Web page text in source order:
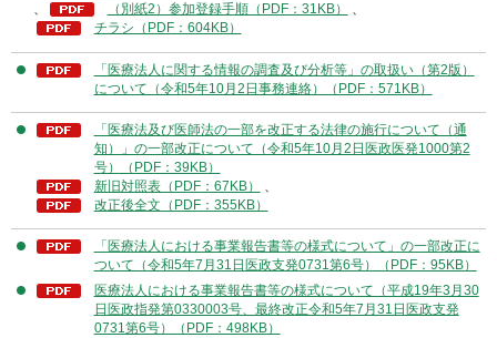
、
（別紙2）参加登録手順（PDF：31KB）
、
チラシ（PDF：604KB）
「医療法人に関する情報の調査及び分析等」の取扱い（第2版）
について（令和5年10月2日事務連絡）（PDF：571KB）
「医療法及び医師法の一部を改正する法律の施行について（通
知）」の一部改正について（令和5年10月2日医政医発1000第2
号）（PDF：39KB）
新旧対照表（PDF：67KB）
、
改正後全文（PDF：355KB）
「医療法人における事業報告書等の様式について」の一部改正に
ついて（令和5年7月31日医政支発0731第6号）（PDF：95KB）
医療法人における事業報告書等の様式について（平成19年3月30
日医政指発第0330003号、最終改正令和5年7月31日医政支発
0731第6号）（PDF：498KB）